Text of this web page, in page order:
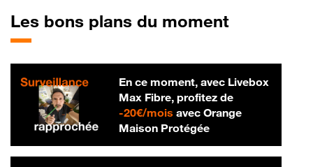
Les bons plans du moment
En ce moment, avec Livebox
Max Fibre, profitez de
-20€/mois20 € par mois
avec Orange
Maison Protégée